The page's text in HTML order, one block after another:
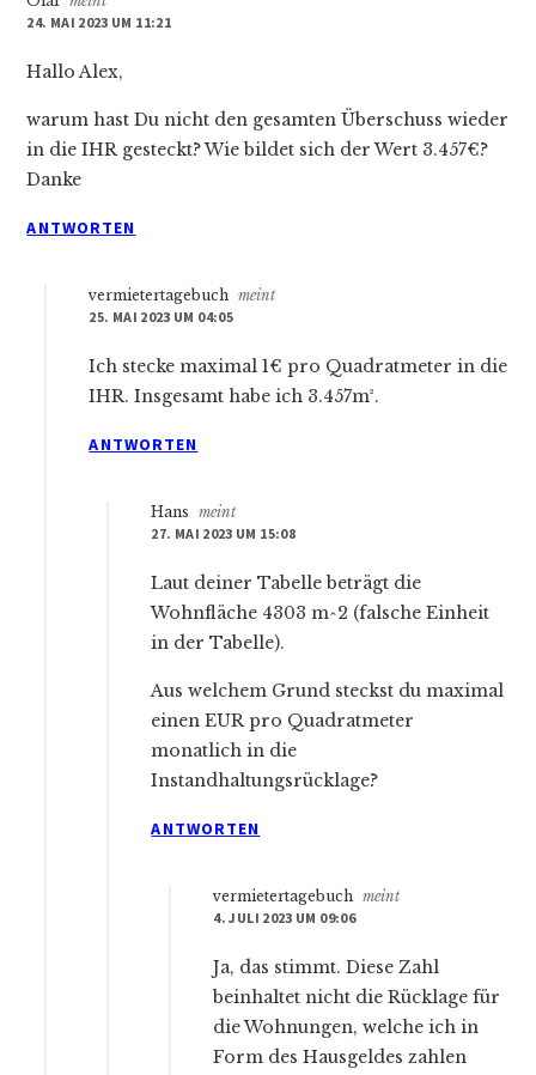
24. MAI 2023 UM 11:21
Hallo Alex,
warum hast Du nicht den gesamten Überschuss wieder
in die IHR gesteckt? Wie bildet sich der Wert 3.457€?
Danke
ANTWORTEN
vermietertagebuch meint
25. MAI 2023 UM 04:05
Ich stecke maximal 1€ pro Quadratmeter in die
IHR. Insgesamt habe ich 3.457m².
ANTWORTEN
Hans
meint
27. MAI 2023 UM 15:08
Laut deiner Tabelle beträgt die
Wohnfläche 4303 m^2 (falsche Einheit
in der Tabelle).
Aus welchem Grund steckst du maximal
einen EUR pro Quadratmeter
monatlich in die
Instandhaltungsrücklage?
ANTWORTEN
vermietertagebuch meint
4. JULI 2023 UM 09:06
Ja, das stimmt. Diese Zahl
beinhaltet nicht die Rücklage für
die Wohnungen, welche ich in
Form des Hausgeldes zahlen